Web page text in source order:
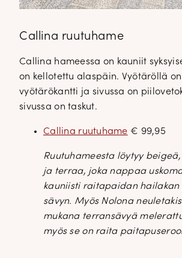
Callina ruutuhame
Callina hameessa on kauniit
on kellotettu alaspäin. Vyötäröllä
vyötärökantti ja sivussa on
sivussa on taskut.
Callina ruutuhame € 99,95
Ruutuhameesta löytyy
ja terraa, joka nappaa
kauniisti raitapaidan hailakan
sävyn. Myös Nolona
mukana terransävyä
myös se on raita